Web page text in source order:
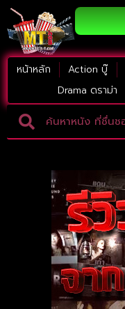
หน้าหลัก Action บู๊
Drama ดราม่า